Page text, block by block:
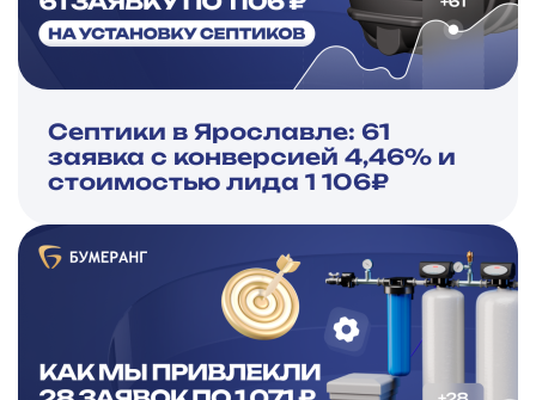
Септики в Ярославле: 61
заявка с конверсией 4,46% и
стоимостью лида 1 106₽